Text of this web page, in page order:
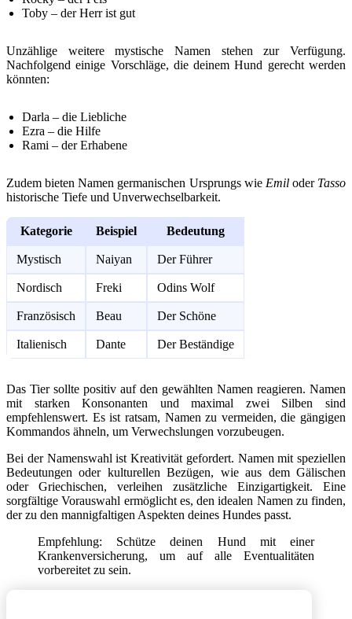
Toby – der Herr ist gut
Unzählige weitere mystische Namen stehen zur Verfügung.
Nachfolgend einige Vorschläge, die deinem Hund gerecht werden
könnten:
Darla – die Liebliche
Ezra – die Hilfe
Rami – der Erhabene
Zudem bieten Namen germanischen Ursprungs wie Emiloder Tasso
historische Tiefe und Unverwechselbarkeit.
Kategorie Beispiel Bedeutung
Mystisch Naiyan Der Führer
Nordisch Freki Odins Wolf
Französisch Beau Der Schöne
Italienisch Dante Der Beständige
Das Tier sollte positiv auf den gewählten Namen reagieren. Namen
mit starken Konsonanten und maximal zwei Silben sind
empfehlenswert. Es ist ratsam, Namen zu vermeiden, die gängigen
Kommandos ähneln, um Verwechslungen vorzubeugen.
Bei der Namenswahl ist Kreativität gefordert. Namen mit speziellen
Bedeutungen oder kulturellen Bezügen, wie aus dem Gälischen
oder Griechischen, verleihen zusätzliche Einzigartigkeit. Eine
sorgfältige Vorauswahl ermöglicht es, den idealen Namen zu finden,
der zu den mannigfaltigen Aspekten deines Hundes passt.
Empfehlung: Schütze deinen Hund mit einer
Krankenversicherung, um auf alle Eventualitäten
vorbereitet zu sein.